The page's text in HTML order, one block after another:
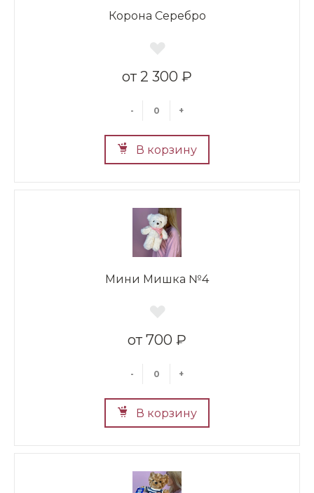
Корона Серебро
2 300 ₽
- +
В корзину
Мини Мишка №4
700 ₽
- +
В корзину